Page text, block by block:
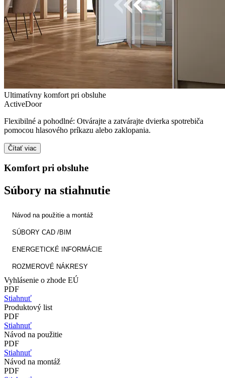
Ultimatívny komfort pri obsluhe
ActiveDoor
Flexibilné a pohodlné: Otvárajte a zatvárajte dvierka spotrebiča
pomocou hlasového príkazu alebo zaklopania.
Čítať viac
Komfort pri obsluhe
Súbory na stiahnutie
Návod na použitie a montáž
SÚBORY CAD /BIM
ENERGETICKÉ INFORMÁCIE
ROZMEROVÉ NÁKRESY
Vyhlásenie o zhode EÚ
PDF
Stiahnuť
Produktový list
PDF
Stiahnuť
Návod na použitie
PDF
Stiahnuť
Návod na montáž
PDF